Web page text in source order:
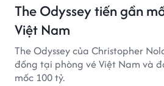
The Odyssey tiến gần
Việt Nam
The Odyssey của Christopher
đồng tại phòng vé Việt Nam và
mốc 100 tỷ.